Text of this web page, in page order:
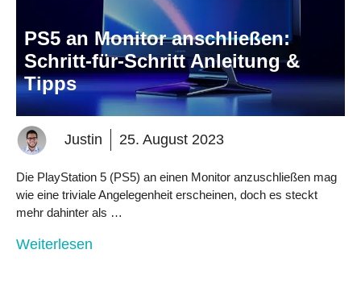
PS5 an Monitor anschließen:
Schritt-für-Schritt Anleitung &
Tipps
Justin 25. August 2023
Die PlayStation 5 (PS5) an einen Monitor anzuschließen mag
wie eine triviale Angelegenheit erscheinen, doch es steckt
mehr dahinter als …
Weiterlesen